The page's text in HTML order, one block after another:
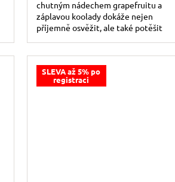
chutným nádechem grapefruitu a
záplavou koolady dokáže nejen
příjemně osvěžit, ale také potěšit
SLEVA až 5% po
registraci